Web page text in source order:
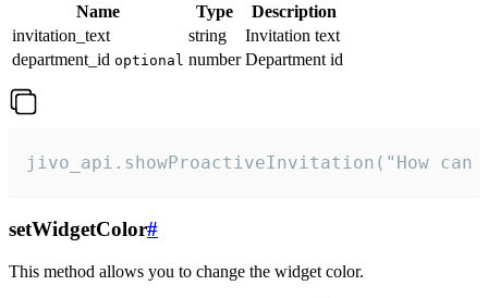
Name Type
Description
invitation_text
string
Invitation text
department_id optional number Department id
jivo_api.showProactiveInvitation("How
setWidgetColor#
This method allows you to change the widget color.